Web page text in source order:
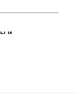
и